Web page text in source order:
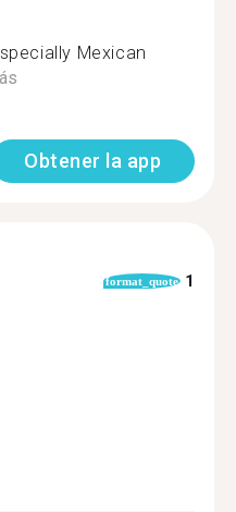
Mexican
Obtener la app
format_quote 1